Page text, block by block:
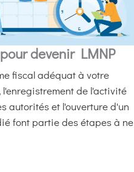
devenir LMNP
fiscal adéquat à votre
de l'activité
autorités et l'ouverture d'un
font partie des étapes à ne